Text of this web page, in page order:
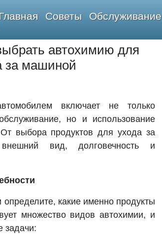
Советы Обслуживание
автохимию для
за машиной
включает не только
но и использование
От выбора продуктов для ухода за
вид, долговечность и
какие именно продукты
множество видов автохимии, и
задачи: